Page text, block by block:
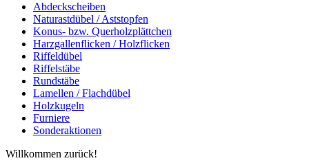
Abdeckscheiben
Naturastdübel / Aststopfen
Konus- bzw. Querholzplättchen
Harzgallenflicken / Holzflicken
Riffeldübel
Riffelstäbe
Rundstäbe
Lamellen / Flachdübel
Holzkugeln
Furniere
Sonderaktionen
Willkommen zurück!